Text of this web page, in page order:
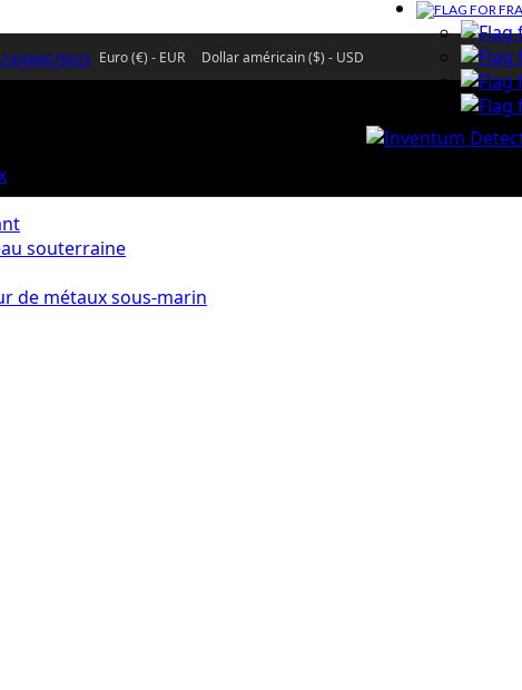
Euro (€) - EUR Dollar américain ($) - USD
souterraine
de métaux sous-marin